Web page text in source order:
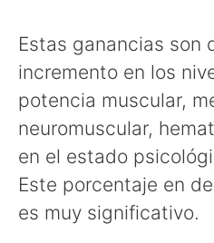
Estas ganancias son
incremento en los
potencia muscular,
neuromuscular,
en el estado
Este porcentaje en
es muy significativo.